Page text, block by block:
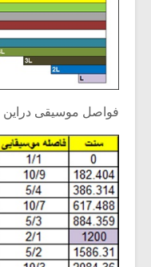
فواصل موسیقی دراین